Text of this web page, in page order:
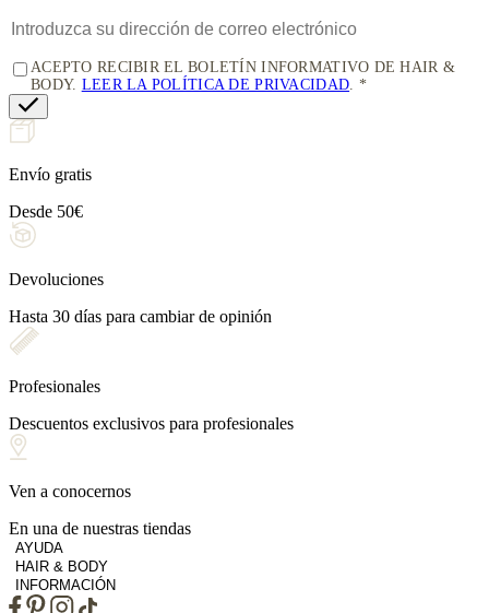
ACEPTO RECIBIR EL BOLETÍN INFORMATIVO DE HAIR &
BODY. LEER LA POLÍTICA DE PRIVACIDAD
Envío gratis
Desde 50€
Devoluciones
Hasta 30 días para cambiar de opinión
Profesionales
Descuentos exclusivos para profesionales
Ven a conocernos
En una de nuestras tiendas
AYUDA
HAIR & BODY
INFORMACIÓN